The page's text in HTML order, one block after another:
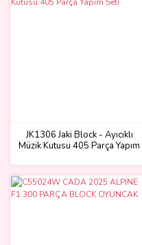
JK1306 Jaki Block - Ayıcıklı
Müzik Kutusu 405 Parça Yapım